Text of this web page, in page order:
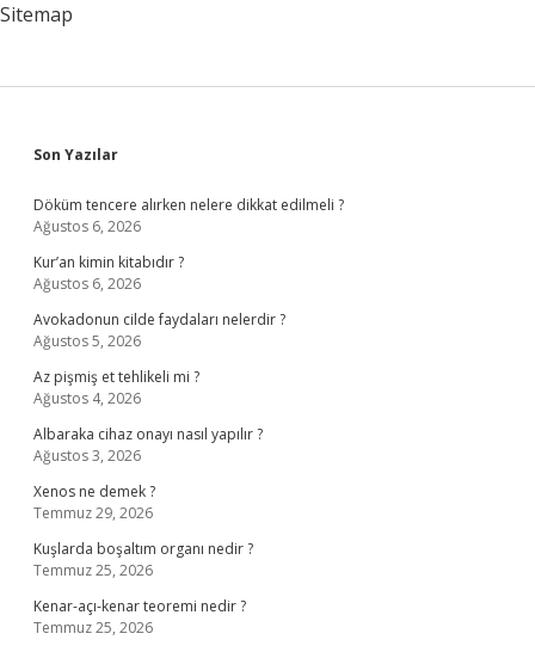
Sitemap
Sidebar
Son Yazılar
Döküm tencere alırken nelere dikkat edilmeli ?
Ağustos 6, 2026
Kur’an kimin kitabıdır ?
Ağustos 6, 2026
Avokadonun cilde faydaları nelerdir ?
Ağustos 5, 2026
Az pişmiş et tehlikeli mi ?
Ağustos 4, 2026
Albaraka cihaz onayı nasıl yapılır ?
Ağustos 3, 2026
Xenos ne demek ?
Temmuz 29, 2026
Kuşlarda boşaltım organı nedir ?
Temmuz 25, 2026
Kenar-açı-kenar teoremi nedir ?
Temmuz 25, 2026